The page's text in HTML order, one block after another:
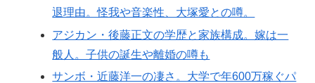
退理由。怪我や音楽性、大塚愛との噂。
アジカン・後藤正文の学歴と家族構成。嫁は一
般人。子供の誕生や離婚の噂も
サンボ・近藤洋一の凄さ。大学で年600万稼ぐパ